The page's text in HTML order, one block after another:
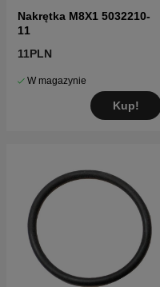
Nakrętka M8X1 5032210-
11
11PLN
W magazynie
Kup!